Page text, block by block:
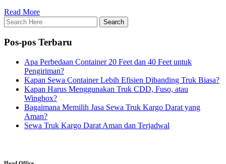
Read More
Pos-pos Terbaru
Apa Perbedaan Container 20 Feet dan 40 Feet untuk
Pengiriman?
Kapan Sewa Container Lebih Efisien Dibanding Truk Biasa?
Kapan Harus Menggunakan Truk CDD, Fuso, atau
Wingbox?
Bagaimana Memilih Jasa Sewa Truk Kargo Darat yang
Aman?
Sewa Truk Kargo Darat Aman dan Terjadwal